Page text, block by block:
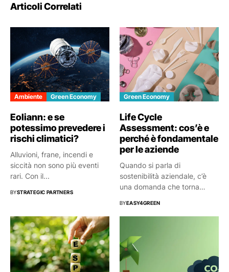
Articoli Correlati
Ambiente Green Economy
Eoliann: e se
potessimo prevedere i
rischi climatici?
Alluvioni, frane, incendi e
siccità non sono più eventi
rari. Con il...
BYSTRATEGIC PARTNERS
Green Economy
Life Cycle
Assessment: cos’è e
perché è fondamentale
per le aziende
Quando si parla di
sostenibilità aziendale, c’è
una domanda che torna
BYEASY4GREEN